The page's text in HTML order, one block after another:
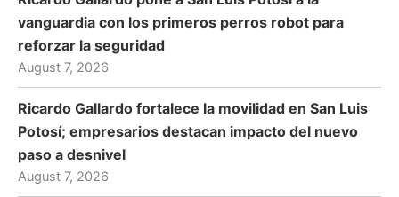
vanguardia con los primeros perros robot para
reforzar la seguridad
August 7, 2026
Ricardo Gallardo fortalece la movilidad en San Luis
Potosí; empresarios destacan impacto del nuevo
paso a desnivel
August 7, 2026